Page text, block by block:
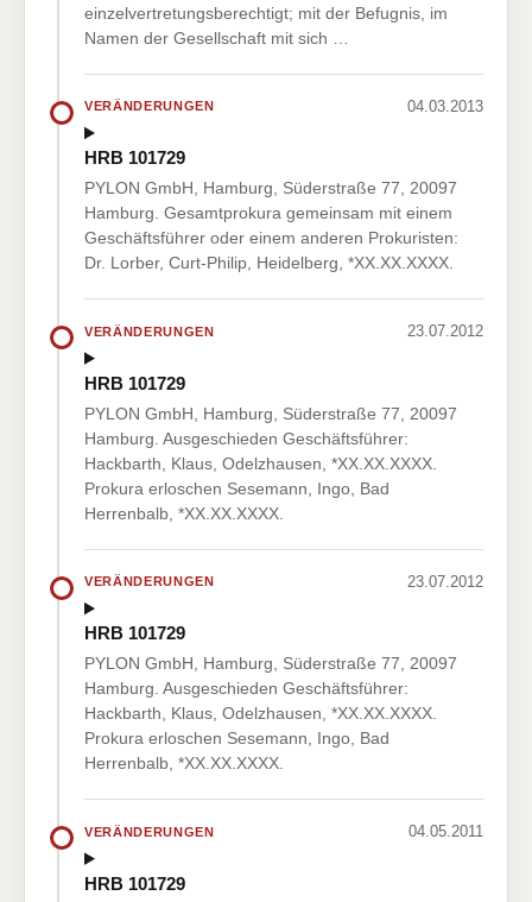
einzelvertretungsberechtigt; mit der Befugnis, im
Namen der Gesellschaft mit sich …
VERÄNDERUNGEN 04.03.2013
HRB 101729
PYLON GmbH, Hamburg, Süderstraße 77, 20097
Hamburg. Gesamtprokura gemeinsam mit einem
Geschäftsführer oder einem anderen Prokuristen:
Dr. Lorber, Curt-Philip, Heidelberg, *XX.XX.XXXX.
VERÄNDERUNGEN 23.07.2012
HRB 101729
PYLON GmbH, Hamburg, Süderstraße 77, 20097
Hamburg. Ausgeschieden Geschäftsführer:
Hackbarth, Klaus, Odelzhausen, *XX.XX.XXXX.
Prokura erloschen Sesemann, Ingo, Bad
Herrenbalb, *XX.XX.XXXX.
VERÄNDERUNGEN 23.07.2012
HRB 101729
PYLON GmbH, Hamburg, Süderstraße 77, 20097
Hamburg. Ausgeschieden Geschäftsführer:
Hackbarth, Klaus, Odelzhausen, *XX.XX.XXXX.
Prokura erloschen Sesemann, Ingo, Bad
Herrenbalb, *XX.XX.XXXX.
VERÄNDERUNGEN 04.05.2011
HRB 101729